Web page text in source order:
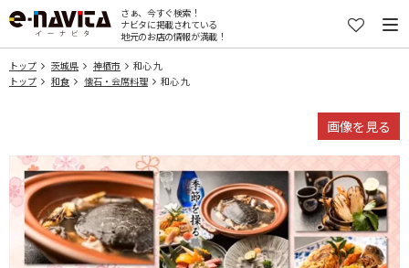
さぁ、今すぐ検索！
ナビタに掲載されている
地元のお店の情報が満載！
トップ 茨城県 神栖市
和心 九
トップ
和食 懐石・会席料理 和心 九
画像を見る